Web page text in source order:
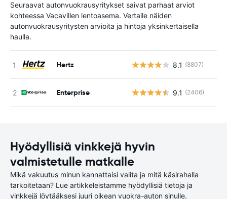
Seuraavat autonvuokrausyritykset saivat parhaat arviot
kohteessa Vacavillen lentoasema. Vertaile näiden
autonvuokrausyritysten arvioita ja hintoja yksinkertaisella
haulla.
Hertz 8.1 (8807)
Enterprise 9.1 (2406)
Hyödyllisiä vinkkejä hyvin
valmistetulle matkalle
Mikä vakuutus minun kannattaisi valita ja mitä käsirahalla
tarkoitetaan? Lue artikkeleistamme hyödyllisiä tietoja ja
vinkkejä löytääksesi juuri oikean vuokra-auton sinulle.